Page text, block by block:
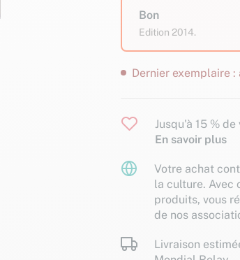
Bon
Edition 2014.
Dernier exemplaire
Jusqu'à 15 %
En savoir plus
Votre achat
la culture. Avec
produits, vous
de nos
Livraison